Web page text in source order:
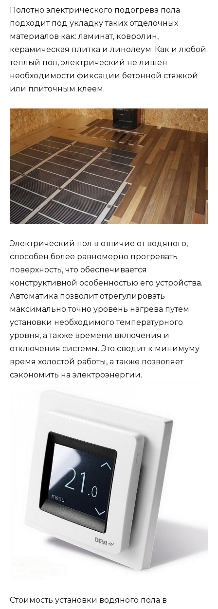
Полотно электрического подогрева пола
подходит под укладку таких отделочных
материалов как: ламинат, ковролин,
керамическая плитка и линолеум. Как и любой
теплый пол, электрический не лишен
необходимости фиксации бетонной стяжкой
или плиточным клеем.
Электрический пол в отличие от водяного,
способен более равномерно прогревать
поверхность, что обеспечивается
конструктивной особенностью его устройства.
Автоматика позволит отрегулировать
максимально точно уровень нагрева путем
установки необходимого температурного
уровня, а также времени включения и
отключения системы. Это сводит к минимуму
время холостой работы, а также позволяет
сэкономить на электроэнергии.
Стоимость установки водяного пола в